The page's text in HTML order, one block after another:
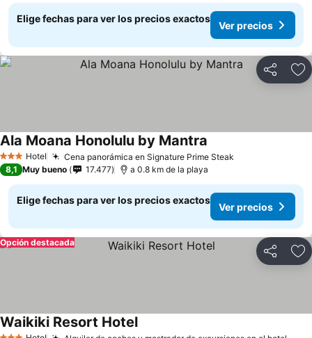
Elige fechas para ver los precios exactos
Ver precios
Compartir
3 Estrellas
Hotel Cena panorámica en Signature Prime Steak
Ala Moana Honolulu by Mantra
8,1 Muy bueno 17.477 a 0.8 km de la playa
Elige fechas para ver los precios exactos
Ver precios
Compartir
Opción destacada
Waikiki Resort Hotel